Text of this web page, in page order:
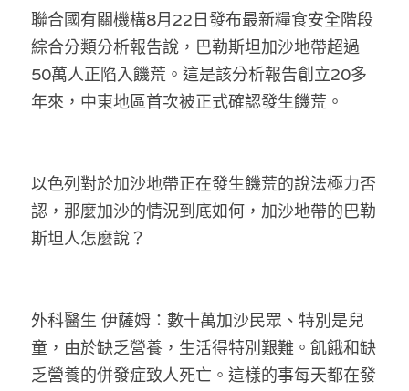
高松傑專欄
林伯強專欄
馮煒光專欄
KOL 精選
大衛sir專欄
龔靜儀大律師專欄
陳貴春大律師專欄
支持讚助
條款及細則
關於我們
English
聯合國有關機構8月22日發布最新糧食安全階段
綜合分類分析報告說，巴勒斯坦加沙地帶超過
50萬人正陷入饑荒。這是該分析報告創立20多
年來，中東地區首次被正式確認發生饑荒。
以色列對於加沙地帶正在發生饑荒的說法極力否
認，那麼加沙的情況到底如何，加沙地帶的巴勒
斯坦人怎麼說？
外科醫生 伊薩姆：數十萬加沙民眾、特別是兒
童，由於缺乏營養，生活得特別艱難。飢餓和缺
乏營養的併發症致人死亡。這樣的事每天都在發